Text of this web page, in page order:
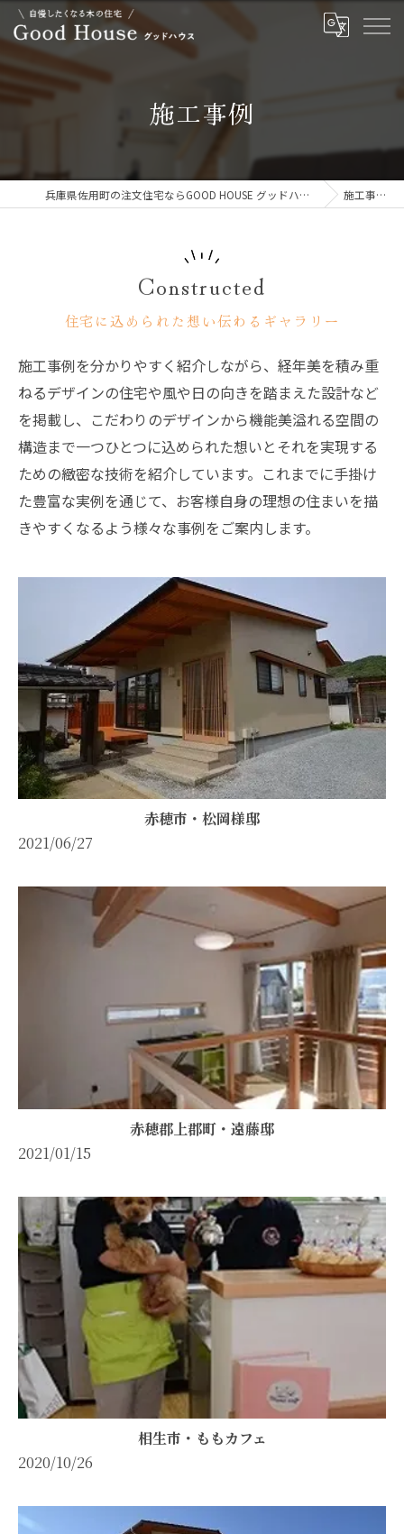
施工事例
兵庫県佐用町の注文住宅ならGOOD HOUSE グッドハウス 施工事例
Constructed
住宅に込められた想い伝わるギャラリー
施工事例を分かりやすく紹介しながら、経年美を積み重
ねるデザインの住宅や風や日の向きを踏まえた設計など
を掲載し、こだわりのデザインから機能美溢れる空間の
構造まで一つひとつに込められた想いとそれを実現する
ための緻密な技術を紹介しています。これまでに手掛け
た豊富な実例を通じて、お客様自身の理想の住まいを描
きやすくなるよう様々な事例をご案内します。
赤穂市・松岡様邸
2021/06/27
赤穂郡上郡町・遠藤邸
2021/01/15
相生市・ももカフェ
2020/10/26